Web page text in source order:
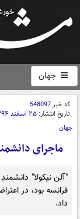
جهان
کد خبر548097
تاریخ انتشار: ۲۵ اسفند ۱۳۹۴ - ۱۷:۰۳
جهان
ماجرای
"آلن نیکولا"
فرانسه بود، در
داد.